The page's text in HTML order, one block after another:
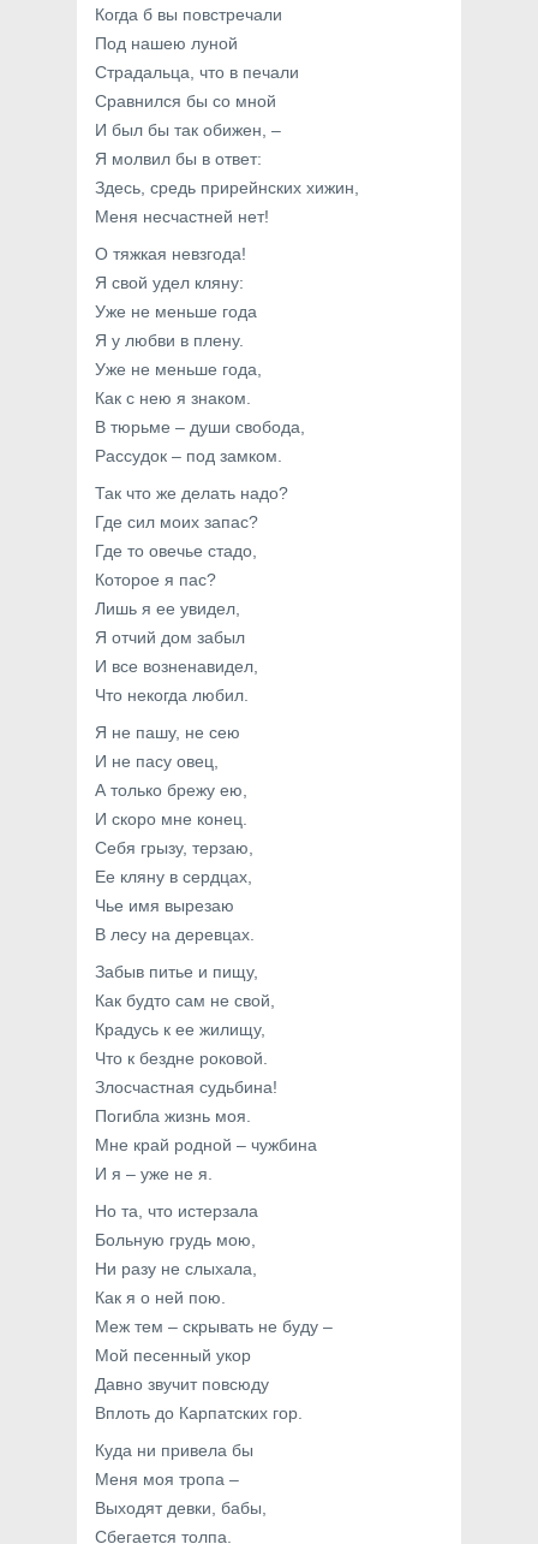
Когда б вы повстречали
Под нашею луной
Страдальца, что в печали
Сравнился бы со мной
И был бы так обижен, –
Я молвил бы в ответ:
Здесь, средь прирейнских хижин,
Меня несчастней нет!
О тяжкая невзгода!
Я свой удел кляну:
Уже не меньше года
Я у любви в плену.
Уже не меньше года,
Как с нею я знаком.
В тюрьме – души свобода,
Рассудок – под замком.
Так что же делать надо?
Где сил моих запас?
Где то овечье стадо,
Которое я пас?
Лишь я ее увидел,
Я отчий дом забыл
И все возненавидел,
Что некогда любил.
Я не пашу, не сею
И не пасу овец,
А только брежу ею,
И скоро мне конец.
Себя грызу, терзаю,
Ее кляну в сердцах,
Чье имя вырезаю
В лесу на деревцах.
Забыв питье и пищу,
Как будто сам не свой,
Крадусь к ее жилищу,
Что к бездне роковой.
Злосчастная судьбина!
Погибла жизнь моя.
Мне край родной – чужбина
И я – уже не я.
Но та, что истерзала
Больную грудь мою,
Ни разу не слыхала,
Как я о ней пою.
Меж тем – скрывать не буду –
Мой песенный укор
Давно звучит повсюду
Вплоть до Карпатских гор.
Куда ни привела бы
Меня моя тропа –
Выходят девки, бабы,
Сбегается толпа.